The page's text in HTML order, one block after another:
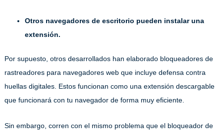
Otros navegadores de escritorio pueden instalar una
extensión.
Por supuesto, otros desarrollados han elaborado bloqueadores de
rastreadores para navegadores web que incluye defensa contra
huellas digitales. Estos funcionan como una extensión descargable
que funcionará con tu navegador de forma muy eficiente.
Sin embargo, corren con el mismo problema que el bloqueador de